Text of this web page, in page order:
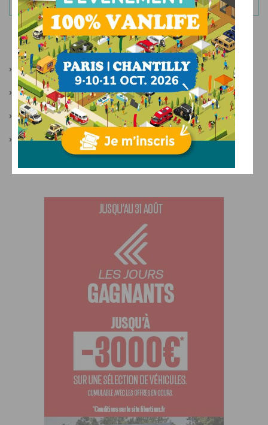
LIENS PARTENAIRES
› Camper Van Week-End
› Festival Sur La Route
› Camping-car occasion
› Actualités van